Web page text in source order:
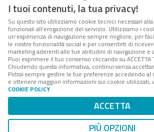
Forumpa.itè una pubblicazione
presso Registro della stampa del
Reg. n. 182 del 2 maggio 2008 -
Stentella
FPA s.r.l. è società soggetta a
Coordinamento da parte di Digital360
è un'azienda certificata per il
Codice Fiscale/Partita IVA n.
n. 1249791. ISP AWS
Mappa del sito
I tuoi contenuti, la tua privacy!
Su questo sito utilizziamo cookie tecnici necessari
funzionali all’erogazione del servizio. Utilizziamo i
un’esperienza di navigazione sempre migliore, per
le nostre funzionalità social e per consentirti di
marketing aderenti alle tue abitudini di navigazione e
Puoi esprimere il tuo consenso cliccando su ACCETTA
Chiudendo questa informativa, continui senza
Potrai sempre gestire le tue preferenze accedendo al
e ottenere maggiori informazioni sui cookie utilizzati,
COOKIE POLICY.
ACCETTA
PIÙ OPZIONI